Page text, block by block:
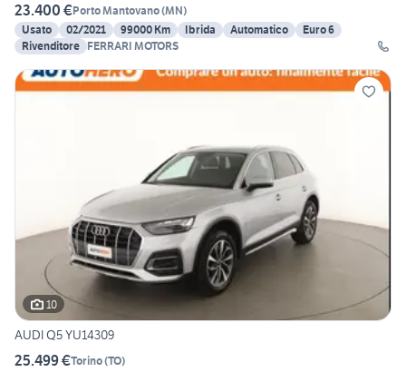
23.400 €Porto Mantovano(MN)
Usato
02/2021 99000 Km Ibrida Automatico
Euro 6
Rivenditore FERRARI MOTORS
10
AUDI Q5 YU14309
25.499 €Torino(TO)